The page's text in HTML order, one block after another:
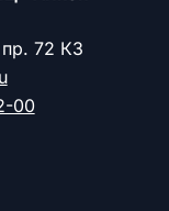
72 К3
00